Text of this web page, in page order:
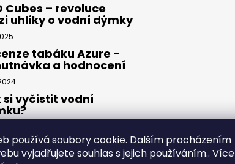
používá soubory cookie. Dalším procházením
vyjadřujete souhlas s jejich používáním.. Více
Cubes – revoluce
uhlíky o vodní dýmky
tabáku Azure -
a hodnocení
si vyčistit vodní